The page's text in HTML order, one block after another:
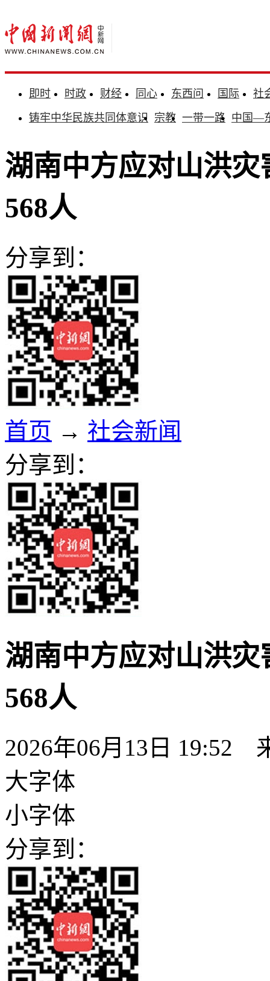
即时 时政 财经 同心 东西问 国际
社
铸牢中华民族共同体意识 宗教 一带一路 中国—
湖南中方应对山洪
568人
分享到：
首页 → 社会新闻
分享到：
湖南中方应对山洪
568人
2026年06月13日 19:52
大字体
小字体
分享到：